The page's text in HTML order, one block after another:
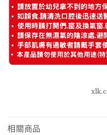
xlk.com.tw
相關商品